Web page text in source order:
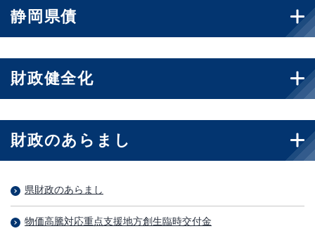
静岡県債
財政健全化
財政のあらまし
県財政のあらまし
物価高騰対応重点支援地方創生臨時交付金